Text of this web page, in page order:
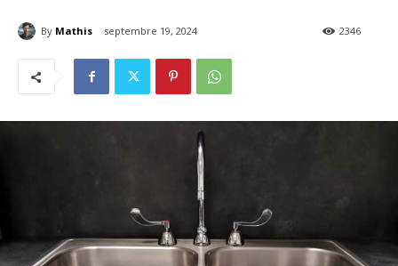
By Mathis septembre 19, 2024 2346